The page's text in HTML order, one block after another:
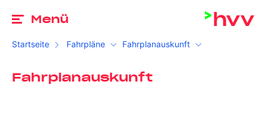
Menü
Startseite Fahrpläne Fahrplanauskunft
Fahrplanauskunft